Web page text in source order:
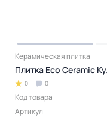
Керамическая плитка
Плитка Eco Ceramic
0 0
Код товара
Артикул